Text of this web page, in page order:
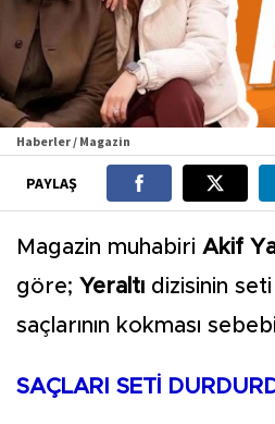
Haberler / Magazin
PAYLAŞ
Magazin muhabiri Akif
göre; Yeraltı dizisinin seti
saçlarının kokması
SAÇLARI SETİ